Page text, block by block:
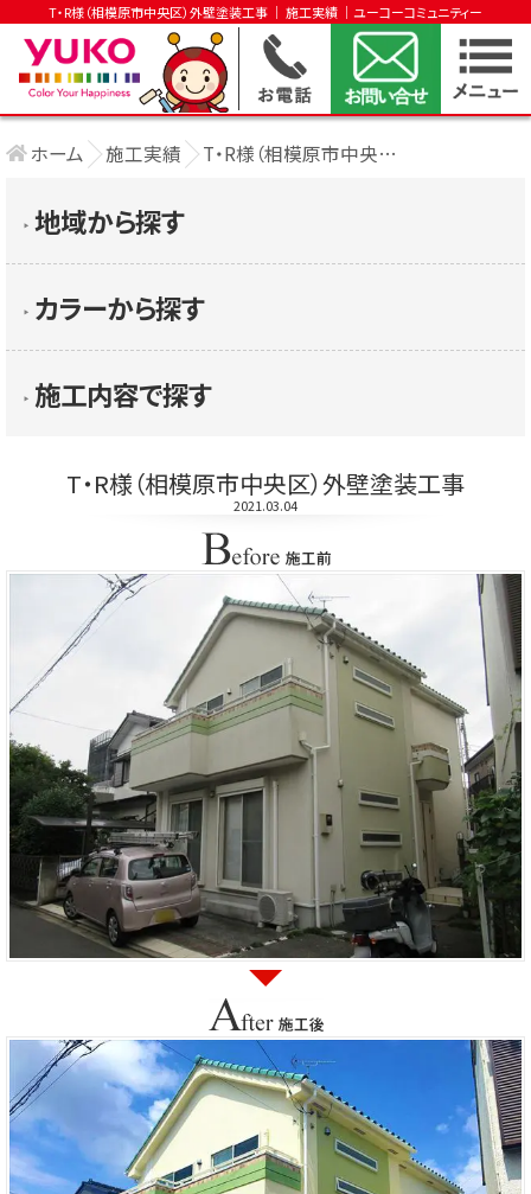
T・R様（相模原市中央区）外壁塗装工事 │ 施工実績 │ユーコーコミュニティー
ホーム 施工実績 T・R様（相模原市中央区）外壁塗装工事
▶︎ 施工内容で探す
▶︎ カラーから探す
▶︎ 地域から探す
T・R様（相模原市中央区）外壁塗装工事
2021.03.04